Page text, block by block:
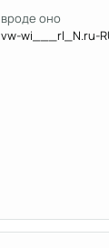
вроде оно
vw-wi___rl_N.ru-